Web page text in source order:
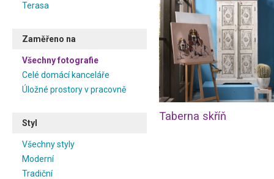
Terasa
Zaměřeno na
Všechny fotografie
Celé domácí kanceláře
Úložné prostory v pracovně
Styl
Všechny styly
Moderní
Tradiční
židlí i stolů, které oživí Vaši
domácích kanceláří pak
návštěvu. Mezi
inspirujte rozložením
Taberna skříň